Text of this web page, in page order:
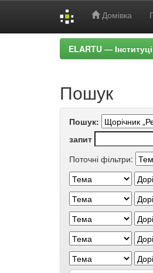
Домівка
ELARTU —
Пошук
Пошук:
запит
Поточні фільтри: